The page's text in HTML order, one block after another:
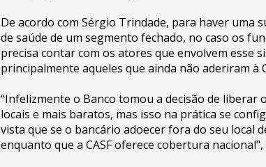
De acordo com Sérgio Trindade, para haver uma
de saúde de um segmento fechado, no caso os
precisa contar com os atores que envolvem esse
principalmente aqueles que ainda não aderiram à
“Infelizmente o Banco tomou a decisão de
locais e mais baratos, mas isso na prática se
vista que se o bancário adoecer fora do seu local
enquanto que a CASF oferece cobertura nacional",